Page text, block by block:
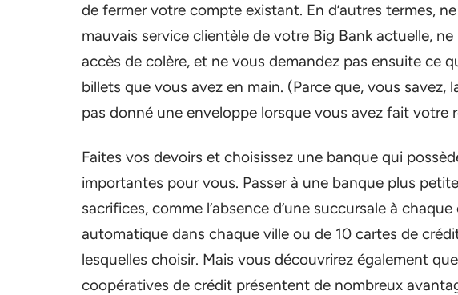
de fermer votre compte existant. En d’autres termes,
mauvais service clientèle de votre Big Bank actuelle,
accès de colère, et ne vous demandez pas ensuite ce
billets que vous avez en main. (Parce que, vous savez,
pas donné une enveloppe lorsque vous avez fait votre
Faites vos devoirs et choisissez une banque qui
importantes pour vous. Passer à une banque plus
sacrifices, comme l’absence d’une succursale à
automatique dans chaque ville ou de 10 cartes de
lesquelles choisir. Mais vous découvrirez également
coopératives de crédit présentent de nombreux